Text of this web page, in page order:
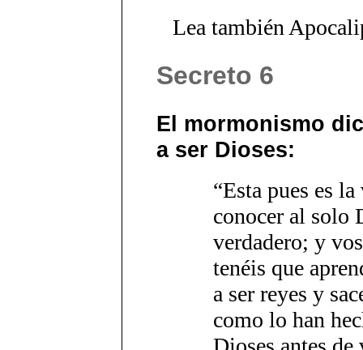
Lea también
Secreto 6
El mormonismo
a ser Dioses:
“Esta pues es
conocer al solo
verdadero; y
tenéis que
a ser reyes y
como lo han